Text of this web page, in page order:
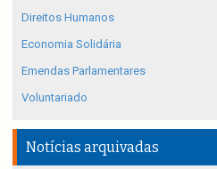
Direitos Humanos
Economia Solidária
Emendas Parlamentares
Voluntariado
Notícias arquivadas